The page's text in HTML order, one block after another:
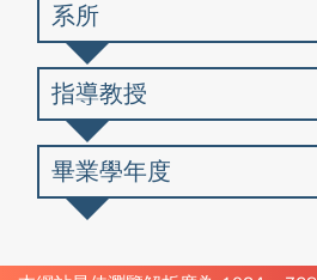
系所
指導教授
畢業學年度